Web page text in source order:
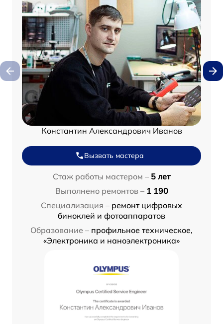
Константин Александрович Иванов
Вызвать мастера
Стаж работы мастером – 5 лет
Выполнено ремонтов – 1 190
Специализация – ремонт цифровых
биноклей и фотоаппаратов
Образование – профильное техническое,
«Электроника и наноэлектроника»